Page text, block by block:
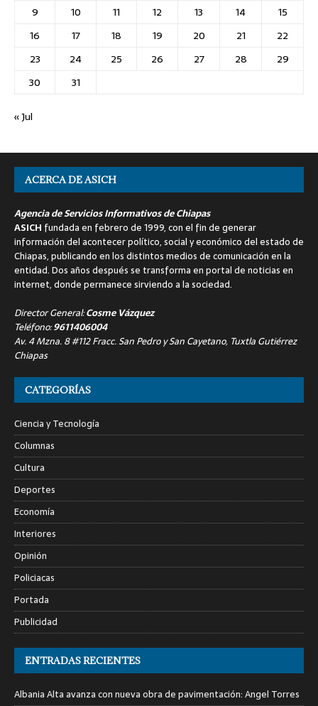
9
10 11 12 13 14
15
16
17 18 19 20 21
22
23
24 25 26 27 28
29
30
31
« Jul
ACERCA DE ASICH
Agencia de Servicios Informativos de Chiapas
ASICH fundada en febrero de 1999, con el fin de generar
información del acontecer político, social y económico del estado de
Chiapas, publicando en los distintos medios de comunicación en la
entidad. Dos años después se transforma en portal de noticias en
internet, donde permanece sirviendo a la sociedad.
Director General:Cosme Vázquez
Teléfono:9611406004
Av. 4 Mzna. 8 #112 Fracc. San Pedro y San Cayetano, Tuxtla Gutiérrez
Chiapas
CATEGORÍAS
Ciencia y Tecnología
Columnas
Cultura
Deportes
Economía
Interiores
Opinión
Policiacas
Portada
Publicidad
ENTRADAS RECIENTES
Albania Alta avanza con nueva obra de pavimentación: Angel Torres